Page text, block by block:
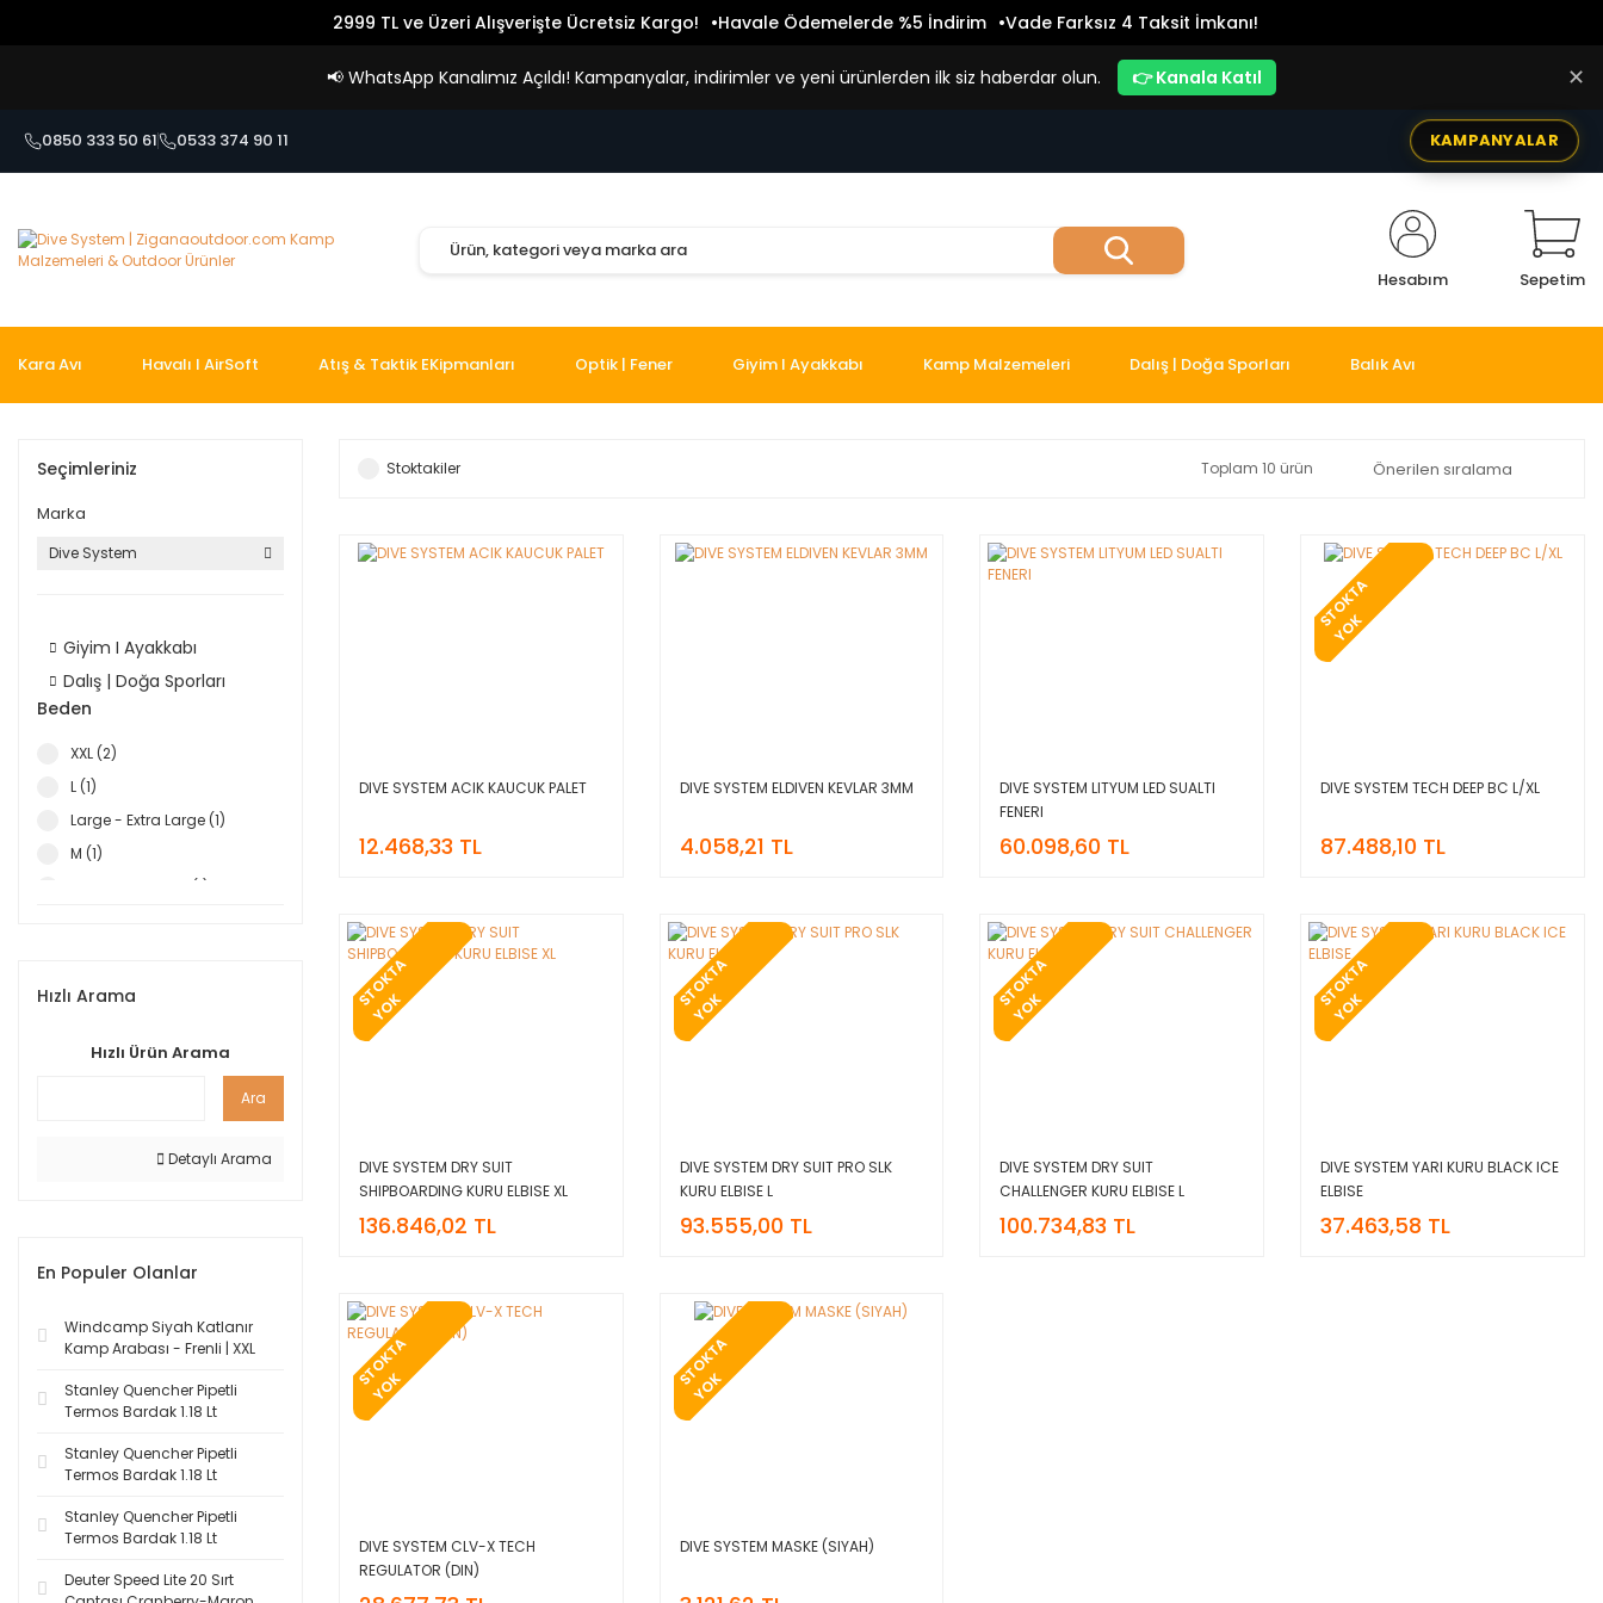
2999 TL ve Üzeri Alışverişte Ücretsiz Kargo! Havale Ödemelerde %5 İndirim Vade Farksız 4 Taksit İmkanı!
📢 WhatsApp Kanalımız Açıldı! Kampanyalar, indirimler ve yeni ürünlerden ilk siz haberdar olun. 👉 Kanala Katıl ✕
0850 333 50 61 0533 374 90 11 KAMPANYALAR
Hesabım Sepetim
Kara Avı Havalı I AirSoft Atış & Taktik EKipmanları Optik | Fener Giyim I Ayakkabı Kamp Malzemeleri Dalış | Doğa Sporları Balık Avı
Seçimleriniz
Marka
Dive System
Giyim I Ayakkabı
Dalış | Doğa Sporları
Beden
XXL (2)
L (1)
Large - Extra Large (1)
M (1)
Small - Medium (1)
Hızlı Arama
Hızlı Ürün Arama
Ara
Detaylı Arama
En Populer Olanlar
Windcamp Siyah Katlanır
Kamp Arabası - Frenli | XXL
Stanley Quencher Pipetli
Termos Bardak 1.18 Lt
Stanley Quencher Pipetli
Termos Bardak 1.18 Lt
Stanley Quencher Pipetli
Termos Bardak 1.18 Lt
Deuter Speed Lite 20 Sırt
Stoktakiler Toplam 10 ürün
DIVE SYSTEM ACIK KAUCUK PALET
12.468,33 TL
DIVE SYSTEM ELDIVEN KEVLAR 3MM
4.058,21 TL
DIVE SYSTEM LITYUM LED SUALTI
FENERI
60.098,60 TL
S
T
O
K
T
A
Y
O
K
DIVE SYSTEM TECH DEEP BC L/XL
87.488,10 TL
S
T
O
K
T
A
Y
O
K
DIVE SYSTEM DRY SUIT
SHIPBOARDING KURU ELBISE XL
136.846,02 TL
S
T
O
K
T
A
Y
O
K
DIVE SYSTEM DRY SUIT PRO SLK
KURU ELBISE L
93.555,00 TL
S
T
O
K
T
A
Y
O
K
DIVE SYSTEM DRY SUIT
CHALLENGER KURU ELBISE L
100.734,83 TL
S
T
O
K
T
A
Y
O
K
DIVE SYSTEM YARI KURU BLACK ICE
ELBISE
37.463,58 TL
S
T
O
K
T
A
Y
O
K
DIVE SYSTEM CLV-X TECH
REGULATOR (DIN)
S
T
O
K
T
A
Y
O
K
DIVE SYSTEM MASKE (SIYAH)